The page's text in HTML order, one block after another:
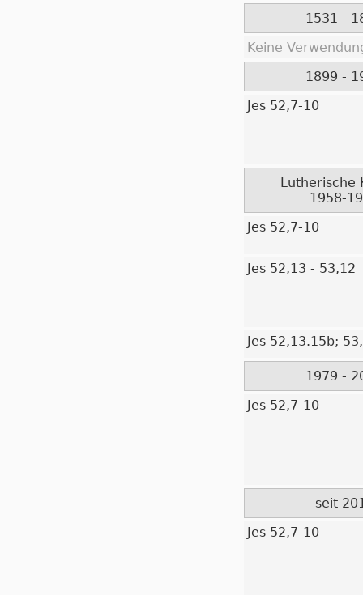
1531 -
Keine
1899 -
Jes 52,7-10
Lutherische
1958-
Jes 52,7-10
Jes 52,13 - 53,12
Jes 52,13.15b;
1979 -
Jes 52,7-10
seit
Jes 52,7-10